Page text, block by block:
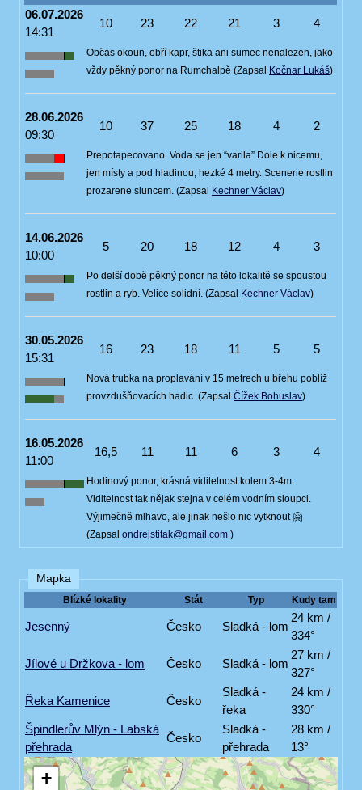
06.07.2026
14:31
10 23 22 21 3 4
Občas okoun, obří kapr, štika ani sumec nenalezen, jako
vždy pěkný ponor na Rumchalpě (Zapsal Kočnar Lukáš)
28.06.2026
09:30
10 37 25 18 4 2
Prepotapecovano. Voda se jen “varila” Dole k nicemu,
jen místy a pod hladinou, hezké 4 metry. Scenerie rostlin
prozarene sluncem. (Zapsal Kechner Václav)
14.06.2026
10:00
5 20 18 12 4 3
Po delší době pěkný ponor na této lokalitě se spoustou
rostlin a ryb. Velice solidní. (Zapsal Kechner Václav)
30.05.2026
15:31
16 23 18 11 5 5
Nová trubka na proplavání v 15 metrech u břehu poblíž
provzdušňovacích hadic. (Zapsal Čížek Bohuslav)
16.05.2026
11:00
16,5 11 11 6 3 4
Hodinový ponor, krásná viditelnost kolem 3-4m.
Viditelnost tak nějak stejna v celém vodním sloupci.
Výjimečně mlhavo, ale jinak nešlo nic vytknout 🤗
(Zapsal ondrejstitak@gmail.com )
Mapka
Blízké lokality Stát Typ Kudy tam
Jesenný Česko Sladká - lom
24 km /
334°
Jílové u Držkova - lom Česko Sladká - lom
27 km /
327°
Řeka Kamenice Česko
Sladká -
řeka
24 km /
330°
Špindlerův Mlýn - Labská
přehrada
Česko
Sladká -
přehrada
28 km /
13°